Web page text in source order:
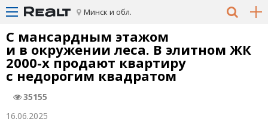
Минск и обл.
С мансардным этажом
и в окружении леса. В элитном ЖК
2000-х продают квартиру
с недорогим квадратом
35155
16.06.2025